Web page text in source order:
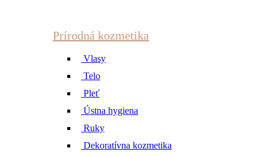
Prírodná kozmetika
Vlasy
Telo
Pleť
Ústna hygiena
Ruky
Dekoratívna kozmetika